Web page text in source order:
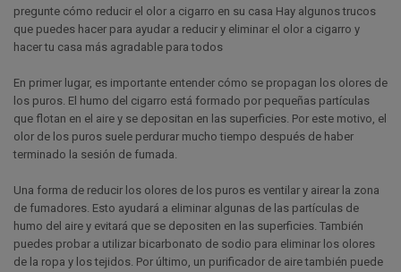
pregunte cómo reducir el olor a cigarro en su casa Hay algunos trucos
que puedes hacer para ayudar a reducir y eliminar el olor a cigarro y
hacer tu casa más agradable para todos
En primer lugar, es importante entender cómo se propagan los olores de
los puros. El humo del cigarro está formado por pequeñas partículas
que flotan en el aire y se depositan en las superficies. Por este motivo, el
olor de los puros suele perdurar mucho tiempo después de haber
terminado la sesión de fumada.
Una forma de reducir los olores de los puros es ventilar y airear la zona
de fumadores. Esto ayudará a eliminar algunas de las partículas de
humo del aire y evitará que se depositen en las superficies. También
puedes probar a utilizar bicarbonato de sodio para eliminar los olores
de la ropa y los tejidos. Por último, un purificador de aire también puede